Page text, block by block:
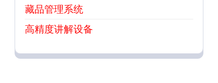
藏品管理系统
高精度讲解设备